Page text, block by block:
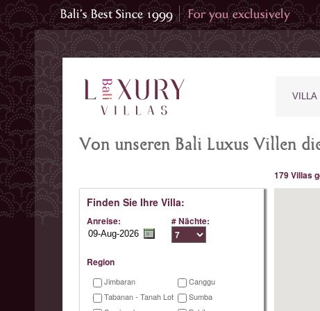
VILLA
Von unseren Bali Luxus Villen
Finden Sie Ihre Villa:
Anreise: # Nächte:
Region
Jimbaran
Canggu
Tabanan - Tanah Lot
Sumba
179 Villas